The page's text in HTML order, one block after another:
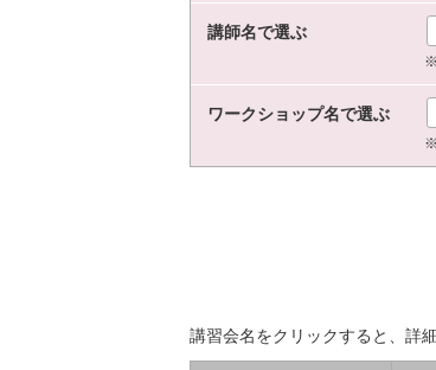
講師名で選ぶ
ワークショップ名で選ぶ
講習会名をクリックすると、詳